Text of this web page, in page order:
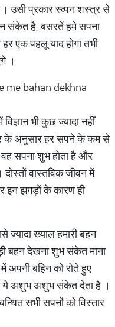
उसी प्रकार स्व्पन शस्त्र से
संकेत है, बसरतें हमे सपना
एक पहलू याद होगा तभी
।
me bahan dekhna
भी कुछ ज्यादा नहीं
के अनुसार हर सपने के कम से
सपना शुभ होता है और
वास्तविक जीवन में
इन झगड़ों के कारण ही
ज्यादा ख्याल हमारी बहन
बहन देखना शुभ संकेत माना
बहिन को रोते हुए
ये अशुभ अशुभ संकेत देता है ।
सभी सपनों को विस्तार